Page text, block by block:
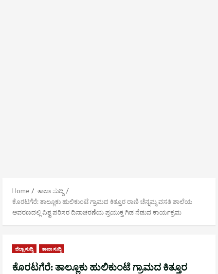
Home
ತಾಜಾ ಸುದ್ದಿ
ಕೊರಟಗೆರೆ: ತಾಲ್ಲೂಕು ಹುಲಿಕುಂಟೆ ಗ್ರಾಮದ ಕಿತ್ತೂರ ರಾಣಿ ಚೆನ್ನಮ್ಮ ವಸತಿ ಶಾಲೆಯ
ಆವರಣದಲ್ಲಿ ವಿಶ್ವ ಪರಿಸರ ದಿನಾಚರಣೆಯ ಪ್ರಯುಕ್ತ ಗಿಡ ನೆಡುವ ಕಾರ್ಯಕ್ರಮ
ಜಿಲ್ಲಾ ಸುದ್ದಿ ತಾಜಾ ಸುದ್ದಿ
ಕೊರಟಗೆರೆ: ತಾಲ್ಲೂಕು ಹುಲಿಕುಂಟೆ ಗ್ರಾಮದ ಕಿತ್ತೂರ